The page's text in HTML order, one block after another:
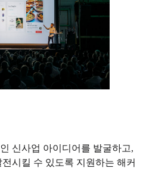
신사업 아이디어를 발굴하고,
시킬 수 있도록 지원하는 해커